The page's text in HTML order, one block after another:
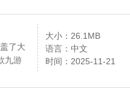
大小：26.1MB
语言：中文
时间：2025-11-21
了大
九游